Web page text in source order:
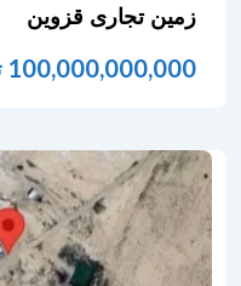
زمین تجاری قزوین
100,000,000,000